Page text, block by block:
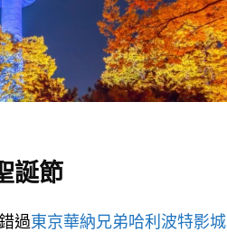
誕節
過東京華納兄弟哈利波特影城